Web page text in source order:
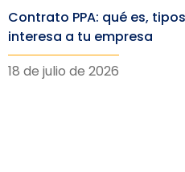
Contrato PPA: qué es,
interesa a tu empresa
18 de julio de 2026